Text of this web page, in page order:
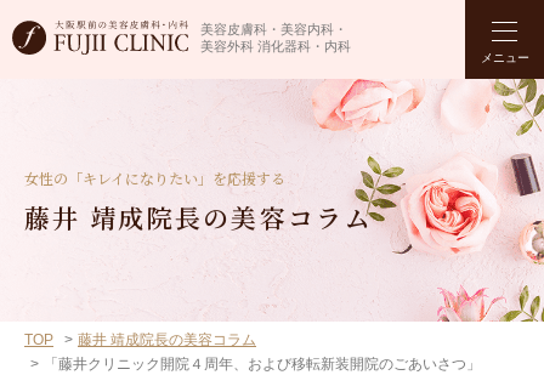
美容皮膚科・美容内科・
美容外科 消化器科・内科
メニュー
女性の「キレイになりたい」を応援する
藤井 靖成院長の美容コラム
TOP
藤井 靖成院長の美容コラム
「藤井クリニック開院４周年、および移転新装開院のごあいさつ」